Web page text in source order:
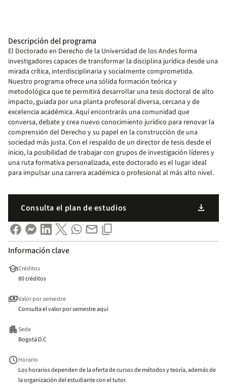
Descripción del programa
El Doctorado en Derecho de la Universidad de los Andes forma
investigadores capaces de transformar la disciplina jurídica desde una
mirada crítica, interdisciplinaria y socialmente comprometida.
Nuestro programa ofrece una sólida formación teórica y
metodológica que te permitirá desarrollar una tesis doctoral de alto
impacto, guiada por una planta profesoral diversa, cercana y de
excelencia académica. Aquí encontrarás una comunidad que
conversa, debate y crea nuevo conocimiento jurídico para renovar la
comprensión del Derecho y su papel en la construcción de una
sociedad más justa. Con el respaldo de un director de tesis desde el
inicio, la posibilidad de trabajar con grupos de investigación líderes y
una ruta formativa personalizada, este doctorado es el lugar ideal
para impulsar una carrera académica o profesional al más alto nivel.
Consulta el plan de estudios download
Información clave
schoolCréditos
80 créditos
paymentsValor por semestre
Consulta el valor por semestre aquí
apartmentSede
Bogotá D.C
scheduleHorario
Los horarios dependen de la oferta de cursos de métodos y teoría, además de
la organización del estudiante con el tutor.